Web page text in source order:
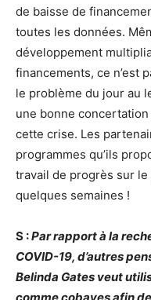
de baisse de
toutes les données.
développement
financements, ce n’est
le problème du jour au
une bonne
cette crise. Les
programmes qu’ils
travail de progrès sur
quelques semaines !
S :Par rapport à la
COVID-19, d’autres
Belinda Gates veut